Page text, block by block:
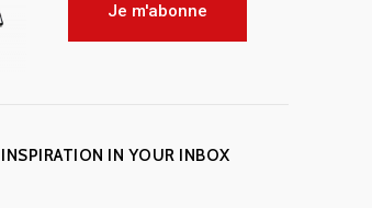
Je m'abonne
INSPIRATION IN YOUR INBOX